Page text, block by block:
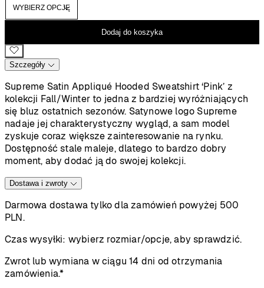
Dodaj do koszyka
Szczegóły
Supreme Satin Appliqué Hooded Sweatshirt ‘Pink’ z
kolekcji Fall/Winter to jedna z bardziej wyróżniających
się bluz ostatnich sezonów. Satynowe logo Supreme
nadaje jej charakterystyczny wygląd, a sam model
zyskuje coraz większe zainteresowanie na rynku.
Dostępność stale maleje, dlatego to bardzo dobry
moment, aby dodać ją do swojej kolekcji.
Dostawa i zwroty
Darmowa dostawa tylko dla zamówień powyżej 500
PLN.
Czas wysyłki: wybierz rozmiar/opcje, aby sprawdzić.
Zwrot lub wymiana w ciągu 14 dni od otrzymania
zamówienia.*